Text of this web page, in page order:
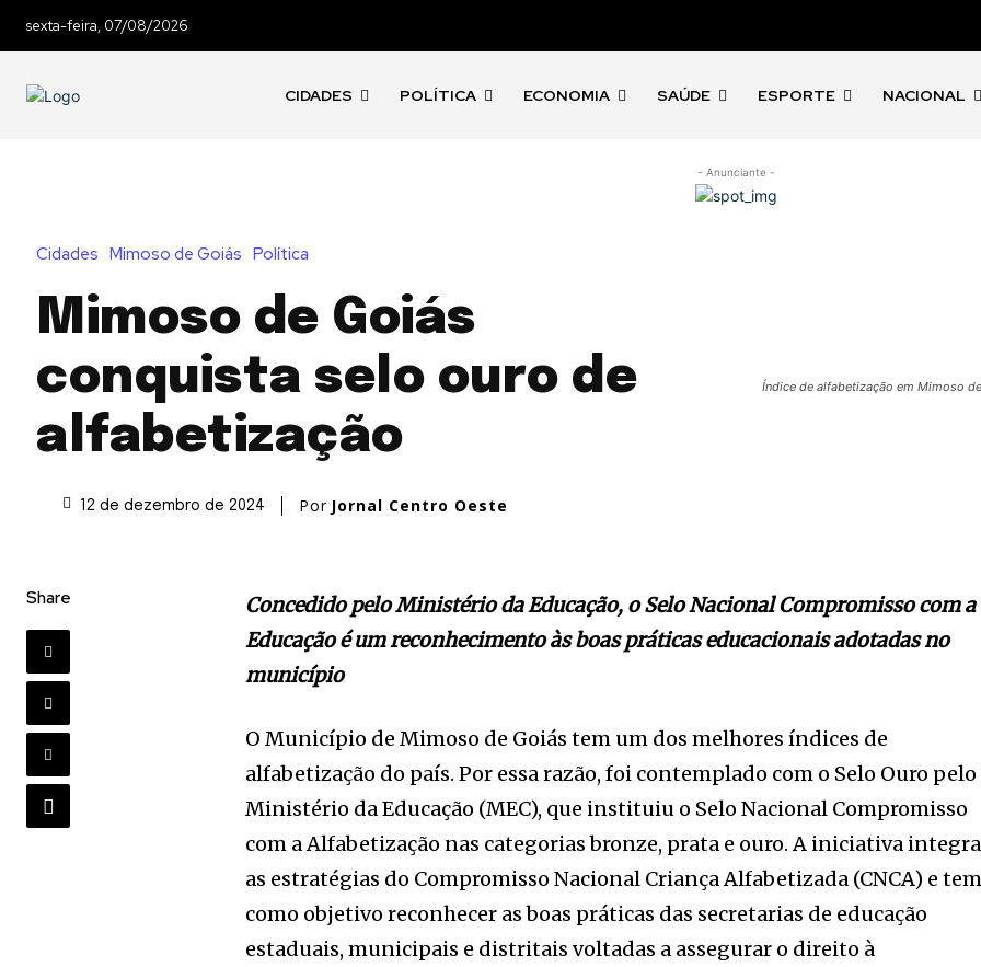
sexta-feira, 07/08/2026
CIDADES POLÍTICA ECONOMIA SAÚDE ESPORTE NACIONAL
- Anunciante -
Cidades Mimoso de Goiás Política
Mimoso de Goiás
conquista selo ouro de
alfabetização
12 de dezembro de 2024 Por Jornal Centro Oeste
Índice de alfabetização em Mimoso
Share
Concedido pelo Ministério da Educação, o Selo Nacional Compromisso com a
Educação é um reconhecimento às boas práticas educacionais adotadas no
município
O Município de Mimoso de Goiás tem um dos melhores índices de
alfabetização do país. Por essa razão, foi contemplado com o Selo Ouro pelo
Ministério da Educação (MEC), que instituiu o Selo Nacional Compromisso
com a Alfabetização nas categorias bronze, prata e ouro. A iniciativa integra
as estratégias do Compromisso Nacional Criança Alfabetizada (CNCA) e tem
como objetivo reconhecer as boas práticas das secretarias de educação
estaduais, municipais e distritais voltadas a assegurar o direito à